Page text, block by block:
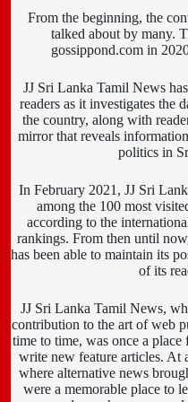
From the beginning, the
talked about by many.
gossippond.com in
JJ Sri Lanka Tamil News
readers as it investigates the
the country, along with
mirror that reveals
politics in
In February 2021, JJ Sri
among the 100 most
according to the
rankings. From then until
has been able to maintain its
of its
JJ Sri Lanka Tamil News,
contribution to the art of web
time to time, was once a
write new feature articles. At
where alternative news
were a memorable place to